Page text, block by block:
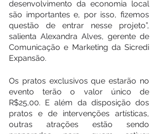
desenvolvimento da economia local
são importantes e, por isso, fizemos
questão de entrar nesse projeto”,
salienta Alexandra Alves, gerente de
Comunicação e Marketing da Sicredi
Expansão.
Os pratos exclusivos que estarão no
evento terão o valor único de
R$25,00. E além da disposição dos
pratos e de intervenções artísticas,
outras atrações estão sendo